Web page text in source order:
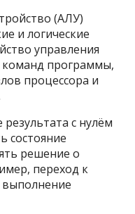
(АЛУ)
и логические
управления
команд программы,
процессора и
с нулём
состояние
решение о
переход к